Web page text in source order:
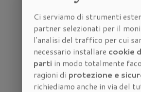
Quadrilocale con
Abitabile e posto auto
Ci serviamo di strumenti
partner selezionati per il
l'analisi del traffico per cui
necessario installare cookie
parti in modo totalmente
ragioni di protezione e
richiediamo anche in via del